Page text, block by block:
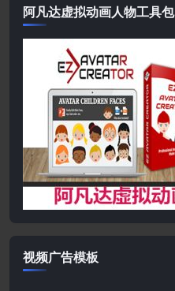
阿凡达虚拟动画人物工具包
视频广告模板